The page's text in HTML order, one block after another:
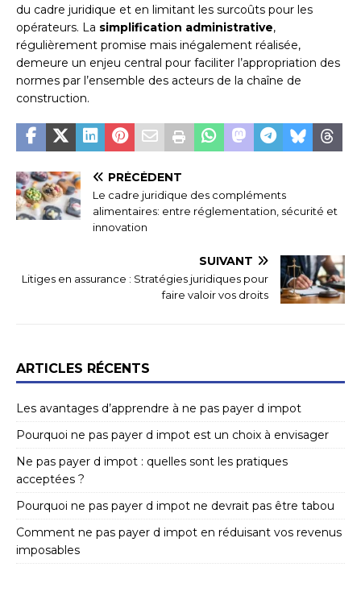
du cadre juridique et en limitant les surcoûts pour les
opérateurs. La simplification administrative,
régulièrement promise mais inégalement réalisée,
demeure un enjeu central pour faciliter l’appropriation des
normes par l’ensemble des acteurs de la chaîne de
construction.
PRÉCÉDENT
Le cadre juridique des compléments
alimentaires: entre réglementation, sécurité et
innovation
SUIVANT
Litiges en assurance : Stratégies juridiques pour
faire valoir vos droits
ARTICLES RÉCENTS
Les avantages d’apprendre à ne pas payer d impot
Pourquoi ne pas payer d impot est un choix à envisager
Ne pas payer d impot : quelles sont les pratiques
acceptées ?
Pourquoi ne pas payer d impot ne devrait pas être tabou
Comment ne pas payer d impot en réduisant vos revenus
imposables